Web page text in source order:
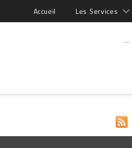
Accueil Les Services
...